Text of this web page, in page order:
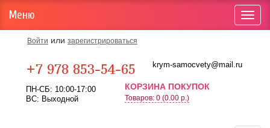
Войти или зарегистрироваться
+7 978 853-54-65 krym-samocvety@mail.ru
ПН-СБ: 10:00-17:00
ВС: Выходной
КОРЗИНА ПОКУПОК
Товаров: 0 (0.00 р.)
Меню